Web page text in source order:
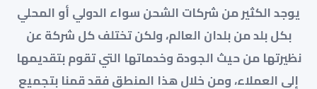
يوجد الكثير من شركات الشحن سواء الدولي أو المحلي
بكل بلد من بلدان العالم، ولكن تختلف كل شركة عن
نظيرتها من حيث الجودة وخدماتها التي تقوم بتقديمها
إلى العملاء، ومن خلال هذا المنطق فقد قمنا بتجميع